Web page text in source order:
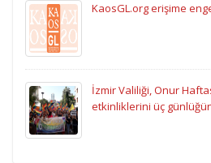
KaosGL.org erişime
İzmir Valiliği, Onur
etkinliklerini üç